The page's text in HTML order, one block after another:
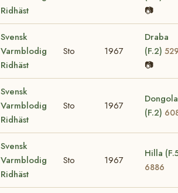
Ridhäst
📷
Svensk
Varmblodig
Ridhäst
Sto 1967
Draba
(F.2)
📷
Svensk
Varmblodig
Ridhäst
Sto 1967
Dongola
(F.2)
Svensk
Varmblodig
Ridhäst
Sto 1967
Hilla
6886